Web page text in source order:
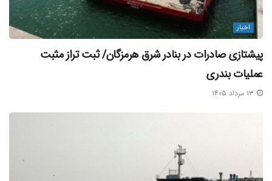
اخبار
پیشتازی صادرات در بنادر شرق هرمزگان/ ثبت تراز مثبت
عملیات بندری